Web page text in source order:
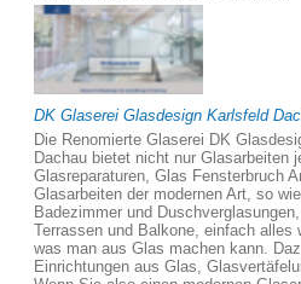
DK Glaserei Glasdesign Karlsfeld
Die Renomierte Glaserei DK
Dachau bietet nicht nur Glasarbeiten
Glasreparaturen, Glas Fensterbruch
Glasarbeiten der modernen Art, so
Badezimmer und
Terrassen und Balkone, einfach alles
was man aus Glas machen kann.
Einrichtungen aus Glas,